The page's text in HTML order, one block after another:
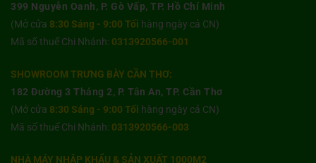
399 Nguyễn Oanh, P. Gò Vấp, TP. Hồ Chí Minh
(Mở cửa 8:30 Sáng - 9:00 Tối hàng ngày cả CN)
Mã số thuế Chi Nhánh: 0313920566-001
SHOWROOM TRƯNG BÀY CẦN THƠ:
182 Đường 3 Tháng 2, P. Tân An, TP. Cần Thơ
(Mở cửa 8:30 Sáng - 9:00 Tối hàng ngày cả CN)
Mã số thuế Chi Nhánh: 0313920566-003
NHÀ MÁY NHẬP KHẨU & SẢN XUẤT 1000M2